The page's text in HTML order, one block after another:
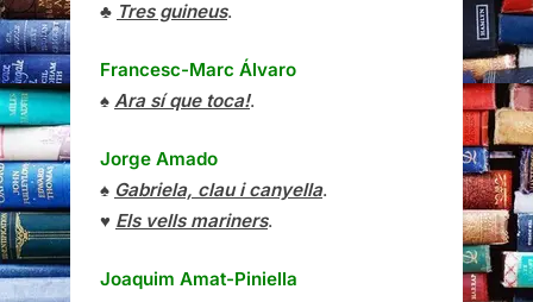
♣ Tres guineus.
Francesc-Marc Álvaro
♠ Ara sí que toca!.
Jorge Amado
♠ Gabriela, clau i canyella.
♥ Els vells mariners.
Joaquim Amat-Piniella